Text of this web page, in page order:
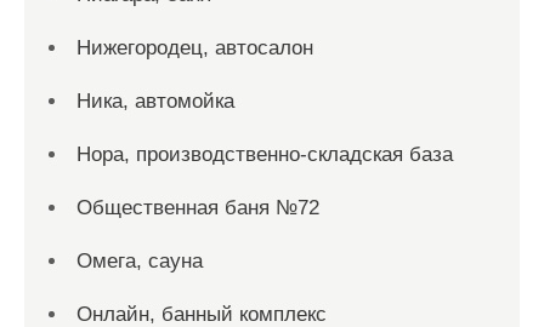
Нижегородец, автосалон
Ника, автомойка
Нора, производственно-складская база
Общественная баня №72
Омега, сауна
Онлайн, банный комплекс